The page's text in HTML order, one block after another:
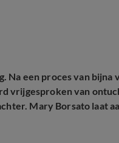
een proces van bijna
vrijgesproken van
Mary Borsato laat